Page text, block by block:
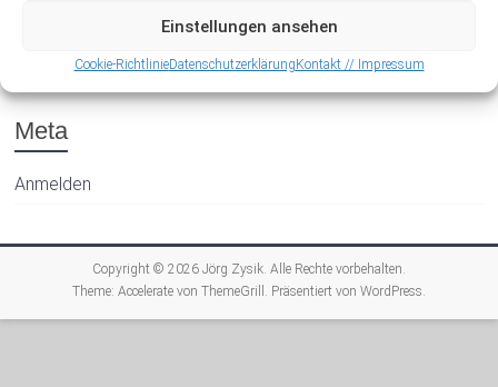
Einstellungen ansehen
Cookie-RichtlinieDatenschutzerklärung Kontakt // Impressum
Meta
Anmelden
Copyright © 2026 Jörg Zysik. Alle Rechte vorbehalten.
Theme: Acceleratevon ThemeGrill. Präsentiert von WordPress.